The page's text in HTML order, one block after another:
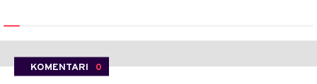
KOMENTARI 0